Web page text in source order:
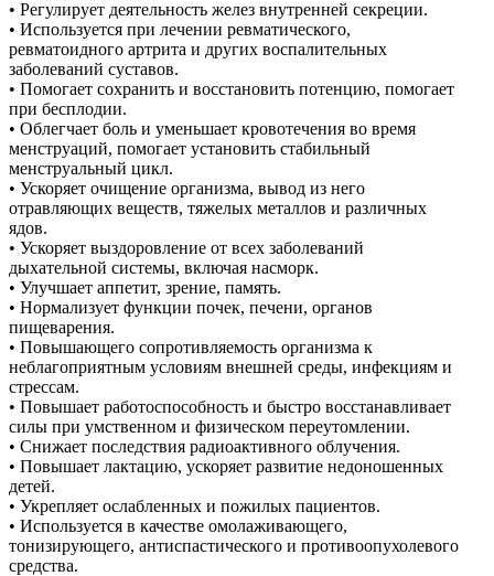
• Регулирует деятельность желез внутренней секреции.
• Используется при лечении ревматического,
ревматоидного артрита и других воспалительных
заболеваний суставов.
• Помогает сохранить и восстановить потенцию, помогает
при бесплодии.
• Облегчает боль и уменьшает кровотечения во время
менструаций, помогает установить стабильный
менструальный цикл.
• Ускоряет очищение организма, вывод из него
отравляющих веществ, тяжелых металлов и различных
ядов.
• Ускоряет выздоровление от всех заболеваний
дыхательной системы, включая насморк.
• Улучшает аппетит, зрение, память.
• Нормализует функции почек, печени, органов
пищеварения.
• Повышающего сопротивляемость организма к
неблагоприятным условиям внешней среды, инфекциям и
стрессам.
• Повышает работоспособность и быстро восстанавливает
силы при умственном и физическом переутомлении.
• Снижает последствия радиоактивного облучения.
• Повышает лактацию, ускоряет развитие недоношенных
детей.
• Укрепляет ослабленных и пожилых пациентов.
• Используется в качестве омолаживающего,
тонизирующего, антиспастического и противоопухолевого
средства.